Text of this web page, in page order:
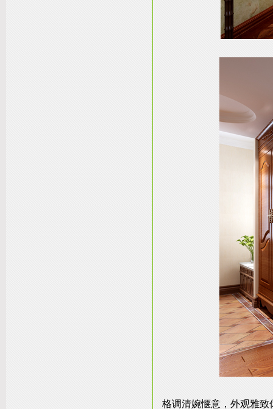
格调清婉惬意，外观雅